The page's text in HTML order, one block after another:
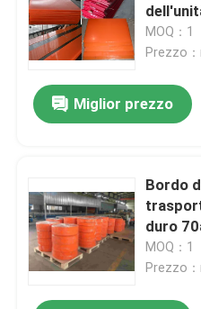
strato
MOQ：1
Prezzo
Miglior prezzo
Bordo
duro
MOQ：1
Prezzo